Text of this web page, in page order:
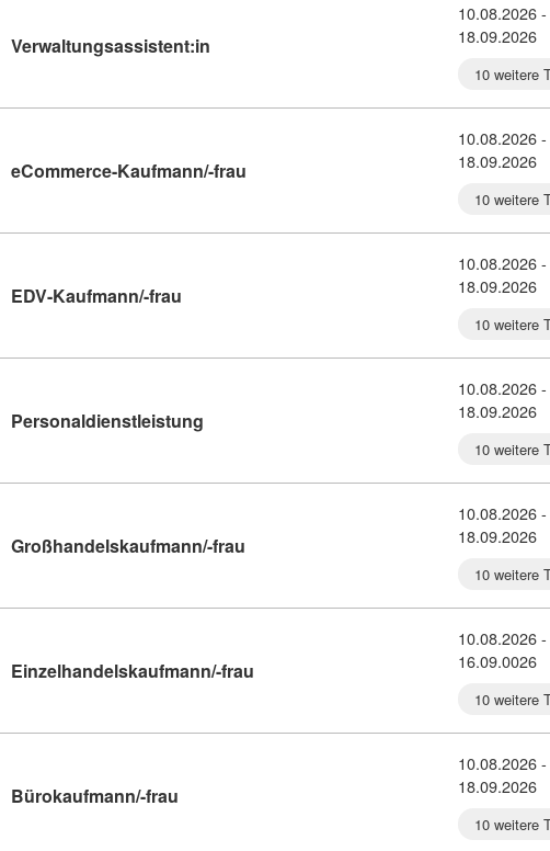
Verwaltungsassistent:in Kursdetail: Verwaltungsassistent:in (7356150)
10.08.2026 -
18.09.2026
10 weitere
eCommerce-Kaufmann/-frau Kursdetail: eCommerce-Kaufmann/-frau
10.08.2026 -
18.09.2026
10 weitere
EDV-Kaufmann/-frau Kursdetail: EDV-Kaufmann/-frau (7356145)
10.08.2026 -
18.09.2026
10 weitere
Personaldienstleistung Kursdetail: Personaldienstleistung (7356142)
10.08.2026 -
18.09.2026
10 weitere
Großhandelskaufmann/-frau Kursdetail: Großhandelskaufmann/-frau
10.08.2026 -
18.09.2026
10 weitere
Einzelhandelskaufmann/-frau Kursdetail: Einzelhandelskaufmann/-
10.08.2026 -
16.09.0026
10 weitere
Bürokaufmann/-frau Kursdetail: Bürokaufmann/-frau (7350595)
10.08.2026 -
18.09.2026
10 weitere